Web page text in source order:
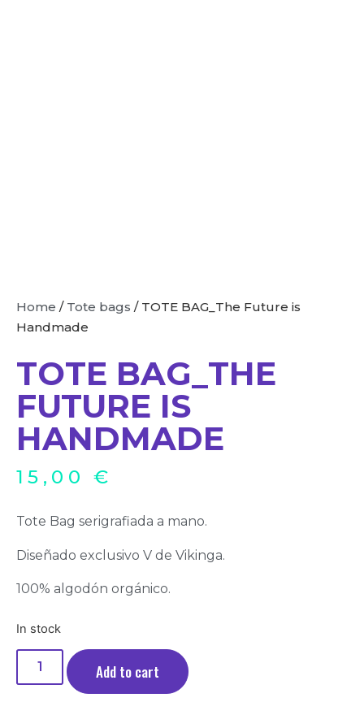
Home / Tote bags / TOTE BAG_The Future is
Handmade
TOTE BAG_THE
FUTURE IS
HANDMADE
15,00€
Tote Bag serigrafiada a mano.
Diseñado exclusivo V de Vikinga.
100% algodón orgánico.
In stock
Add to cart